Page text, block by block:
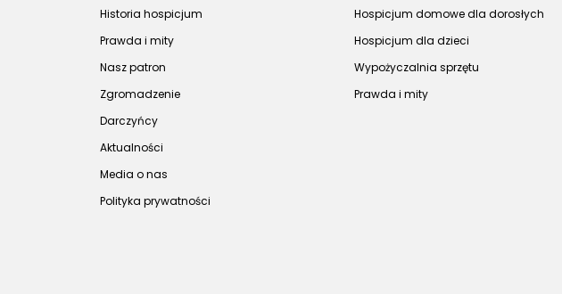
Historia hospicjum
Prawda i mity
Nasz patron
Zgromadzenie
Darczyńcy
Aktualności
Media o nas
Polityka prywatności
Hospicjum domowe dla dorosłych
Hospicjum dla dzieci
Wypożyczalnia sprzętu
Prawda i mity